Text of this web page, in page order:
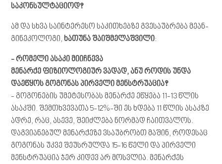
საკონსულტაციოდ?
ამ და სხვა საინტერესო საკითხებზე გვესაუბრება მეან-
გინეკოლოგი,ხათუნა შაიშმელაშვილი:
- რომელი ასაკი მიიჩნევა
მენარქე ფიზიოლოგიურ ვადად, ანუ როდის უნდა
დაეწყოს გოგონას პირველი მენსტრუაცია?
- გოგონების უმეტესობას მენარქე ეწყება 11-13 წლის
ასაკში. შემთხვევათა 5-12%-ში ეს ხდება 11 წლის ასაკზე
ადრე, რაც, ასევე, შეიძლება ნორმად ჩაითვალოს.
დაგვიანებულ მენარქეზე ვსაუბრობთ მაშინ, როდესაც
გოგონას უკვე შეუსრულდა 15-16 წელი და პირველი
მენსტრუაცია ჯერ კიდევ არ მოსვლია. მენარქეს